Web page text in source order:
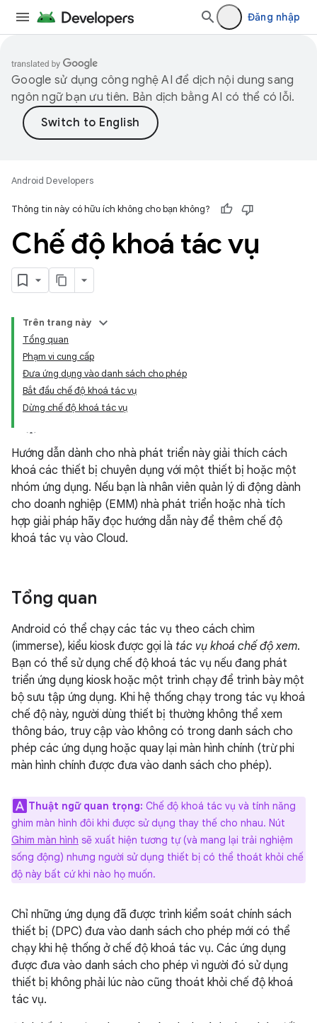
Đăng nhập
Google sử dụng công nghệ AI để dịch nội dung sang
ngôn ngữ bạn ưu tiên. Bản dịch bằng AI có thể có lỗi.
Android Developers
Thông tin này có hữu ích không cho bạn không?
Chế độ khoá tác vụ
Trên trang này
Tổng quan
Phạm vi cung cấp
Đưa ứng dụng vào danh sách cho phép
Bắt đầu chế độ khoá tác vụ
Dừng chế độ khoá tác vụ
Hướng dẫn dành cho nhà phát triển này giải thích cách
khoá các thiết bị chuyên dụng với một thiết bị hoặc một
nhóm ứng dụng. Nếu bạn là nhân viên quản lý di động dành
cho doanh nghiệp (EMM) nhà phát triển hoặc nhà tích
hợp giải pháp hãy đọc hướng dẫn này để thêm chế độ
khoá tác vụ vào Cloud.
Tổng quan
Android có thể chạy các tác vụ theo cách chìm
(immerse), kiểu kiosk được gọi là tác vụ khoá chế độ xem.
Bạn có thể sử dụng chế độ khoá tác vụ nếu đang phát
triển ứng dụng kiosk hoặc một trình chạy để trình bày một
bộ sưu tập ứng dụng. Khi hệ thống chạy trong tác vụ khoá
chế độ này, người dùng thiết bị thường không thể xem
thông báo, truy cập vào không có trong danh sách cho
phép các ứng dụng hoặc quay lại màn hình chính (trừ phi
màn hình chính được đưa vào danh sách cho phép).
Thuật ngữ quan trọng: Chế độ khoá tác vụ và tính năng
ghim màn hình đôi khi được sử dụng thay thế cho nhau. Nút
Ghim màn hình sẽ xuất hiện tương tự (và mang lại trải nghiệm
sống động) nhưng người sử dụng thiết bị có thể thoát khỏi chế
độ này bất cứ khi nào họ muốn.
Chỉ những ứng dụng đã được trình kiểm soát chính sách
thiết bị (DPC) đưa vào danh sách cho phép mới có thể
chạy khi hệ thống ở chế độ khoá tác vụ. Các ứng dụng
được đưa vào danh sách cho phép vì người đó sử dụng
thiết bị không phải lúc nào cũng thoát khỏi chế độ khoá
tác vụ.